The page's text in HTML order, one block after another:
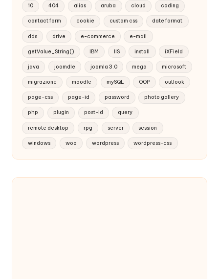
10 404 alias aruba cloud coding
contact form cookie custom css date format
dds drive e-commerce e-mail
getValue_String() IBM IIS install iXField
java joomdle joomla 3.0 mega microsoft
migrazione moodle mySQL OOP outlook
page-css page-id password photo gallery
php plugin post-id query
remote desktop rpg server session
windows woo wordpress wordpress-css